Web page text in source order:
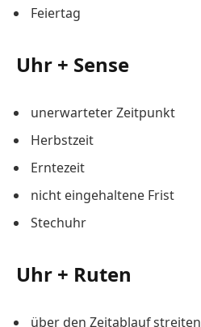
Feiertag
Uhr + Sense
unerwarteter Zeitpunkt
Herbstzeit
Erntezeit
nicht eingehaltene Frist
Stechuhr
Uhr + Ruten
über den Zeitablauf streiten